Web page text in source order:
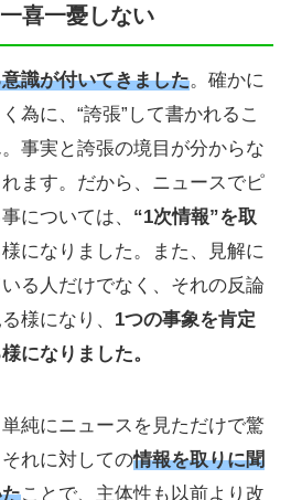
喜一憂しない
識が付いてきました。確かに
為に、“誇張”して書かれるこ
事実と誇張の境目が分からな
ます。だから、ニュースでピ
については、 “1次情報”を取
になりました。また、見解に
る人だけでなく、それの反論
様になり、 1つの事象を肯定
になりました。
純にニュースを見ただけで驚
れに対しての情報を取りに聞
ことで、主体性も以前より改